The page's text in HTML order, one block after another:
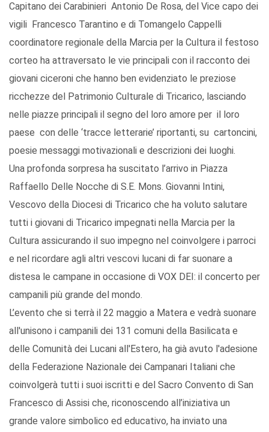
Capitano dei Carabinieri Antonio De Rosa, del Vice capo dei
vigili Francesco Tarantino e di Tomangelo Cappelli
coordinatore regionale della Marcia per la Cultura il festoso
corteo ha attraversato le vie principali con il racconto dei
giovani ciceroni che hanno ben evidenziato le preziose
ricchezze del Patrimonio Culturale di Tricarico, lasciando
nelle piazze principali il segno del loro amore per il loro
paese con delle ‘tracce letterarie’ riportanti, su cartoncini,
poesie messaggi motivazionali e descrizioni dei luoghi.
Una profonda sorpresa ha suscitato l’arrivo in Piazza
Raffaello Delle Nocche di S.E. Mons. Giovanni Intini,
Vescovo della Diocesi di Tricarico che ha voluto salutare
tutti i giovani di Tricarico impegnati nella Marcia per la
Cultura assicurando il suo impegno nel coinvolgere i parroci
e nel ricordare agli altri vescovi lucani di far suonare a
distesa le campane in occasione di VOX DEI: il concerto per
campanili più grande del mondo.
L’evento che si terrà il 22 maggio a Matera e vedrà suonare
all'unisono i campanili dei 131 comuni della Basilicata e
delle Comunità dei Lucani all'Estero, ha già avuto l'adesione
della Federazione Nazionale dei Campanari Italiani che
coinvolgerà tutti i suoi iscritti e del Sacro Convento di San
Francesco di Assisi che, riconoscendo all’iniziativa un
grande valore simbolico ed educativo, ha inviato una